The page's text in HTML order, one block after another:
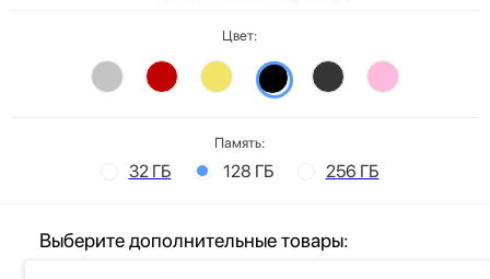
Цвет:
Память:
32 ГБ 128 ГБ 256 ГБ
Выберите дополнительные товары: